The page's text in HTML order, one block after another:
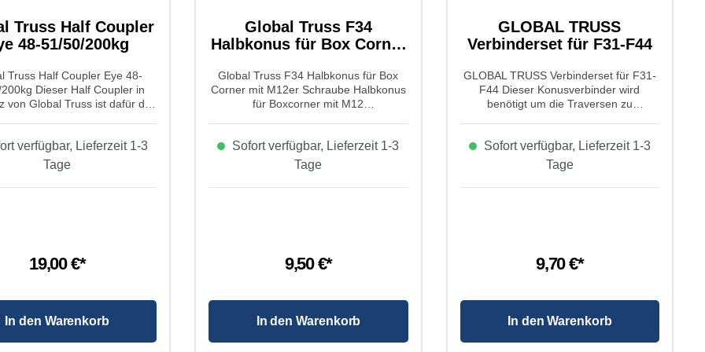
Truss Half Coupler
48-51/50/200kg
Truss Half Coupler Eye 48-
Dieser Half Coupler in
von Global Truss ist dafür da
ein Schäkel/Sicherungsseil
Kette und wird dann mit der
verbunden. Natürlich geht es
rum, wenn wann an der
Farbe: Aluminium für
von 48-51mm Belastung
A1:2002 DIN41135-
DIN V4113-3:1999 Verschluß:
Breite: 50mm Zugbelastung:
verfügbar, Lieferzeit 1-3
Tage
19,00 €*
In den Warenkorb
Global Truss F34
Halbkonus für Box Corner
Global Truss F34 Halbkonus für Box
Corner mit M12er Schraube Halbkonus
für Boxcorner mit M12
mit M12er Schraube: Produktart:
Halbkonus Typ: Traverse Kompatibel zu
den F34 Box Cornern mit M12 Gewinde
Gewicht: 0,2kg
Sofort verfügbar, Lieferzeit 1-3
Tage
9,50 €*
In den Warenkorb
GLOBAL TRUSS
Verbinderset für F31-F44
GLOBAL TRUSS Verbinderset für F31-
F44 Dieser Konusverbinder wird
benötigt um die Traversen zu
Produktart: Konusverbinder Typ:
Traverse
Sofort verfügbar, Lieferzeit 1-3
Tage
9,70 €*
In den Warenkorb